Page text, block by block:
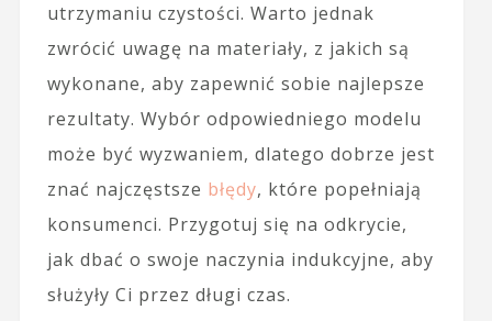
utrzymaniu czystości. Warto jednak
zwrócić uwagę na materiały, z jakich są
wykonane, aby zapewnić sobie najlepsze
rezultaty. Wybór odpowiedniego modelu
może być wyzwaniem, dlatego dobrze jest
znać najczęstsze błędy, które popełniają
konsumenci. Przygotuj się na odkrycie,
jak dbać o swoje naczynia indukcyjne, aby
służyły Ci przez długi czas.